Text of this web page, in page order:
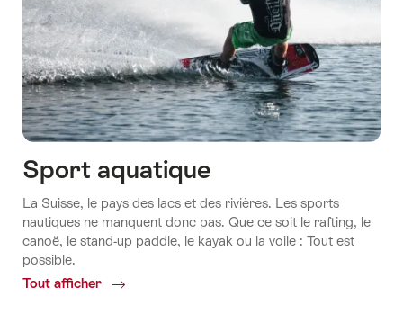
Sport aquatique
La Suisse, le pays des lacs et des rivières. Les sports
nautiques ne manquent donc pas. Que ce soit le rafting, le
canoë, le stand-up paddle, le kayak ou la voile : Tout est
possible.
Tout afficher
Common.Of